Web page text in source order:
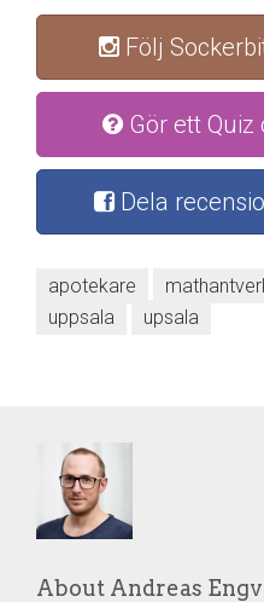
Följ
Gör ett Quiz
Dela
apotekare
uppsala
upsala
About Andreas